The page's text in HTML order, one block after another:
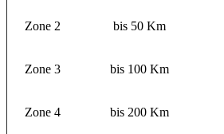
Zone 2 bis 50 Km
Zone 3 bis 100 Km
Zone 4 bis 200 Km